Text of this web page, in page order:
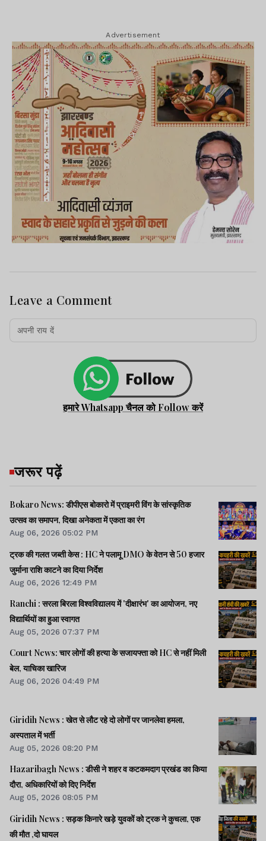
Advertisement
Leave a Comment
हमारे Whatsapp चैनल को Follow करें
जरूर पढ़ें
Bokaro News: डीपीएस बोकारो में प्राइमरी विंग के सांस्कृतिक
उत्सव का समापन, दिखा अनेकता में एकता का रंग
Aug 06, 2026 05:02 PM
ट्रक की गलत जब्ती केस : HC ने पलामू DMO के वेतन से 50 हजार
जुर्माना राशि काटने का दिया निर्देश
Aug 06, 2026 12:49 PM
Ranchi : सरला बिरला विश्वविद्यालय में 'दीक्षारंभ' का आयोजन, नए
विद्यार्थियों का हुआ स्वागत
Aug 05, 2026 07:37 PM
Court News: चार लोगों की हत्या के सजायफ्ता को HC से नहीं मिली
बेल, याचिका खारिज
Aug 06, 2026 04:49 PM
Giridih News : खेत से लौट रहे दो लोगों पर जानलेवा हमला,
अस्पताल में भर्ती
Aug 05, 2026 08:20 PM
Hazaribagh News : डीसी ने शहर व कटकमदाग प्रखंड का किया
दौरा, अधिकारियों को दिए निर्देश
Aug 05, 2026 08:05 PM
Giridih News : सड़क किनारे खड़े युवकों को ट्रक ने कुचला, एक
की मौत ,दो घायल